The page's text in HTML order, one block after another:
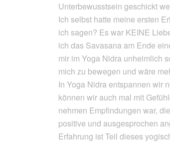
Unterbewusstsein geschickt
Ich selbst hatte meine ersten
ich sagen? Es war KEINE
ich das Savasana am Ende
mir im Yoga Nidra unheimlich
mich zu bewegen und wäre
In Yoga Nidra entspannen wir
können wir auch mal mit
nehmen Empfindungen war,
positive und ausgesprochen
Erfahrung ist Teil dieses